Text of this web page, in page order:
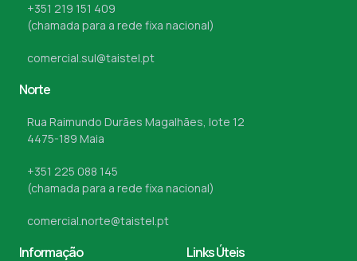
+351 219 151 409
(chamada para a rede fixa nacional)
comercial.sul@taistel.pt
Norte
Rua Raimundo Durães Magalhães, lote 12
4475-189 Maia
+351 225 088 145
(chamada para a rede fixa nacional)
comercial.norte@taistel.pt
Informação Links Úteis